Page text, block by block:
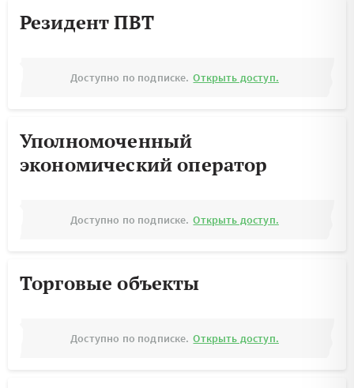
Резидент ПВТ
Доступно по подписке. Открыть доступ.
Уполномоченный
экономический оператор
Доступно по подписке. Открыть доступ.
Торговые объекты
Доступно по подписке. Открыть доступ.